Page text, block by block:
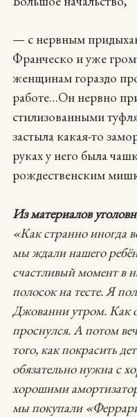
— с нервным
Франческо и уже
женщинам гораздо
работе…Он нервно
стилизованными
застыла какая-то
руках у него была
рождественским
Из материалов
«Как странно иногда
мы ждали нашего
счастливый момент в
полосок на тесте. Я
Джованни утром. Как
проснулся. А потом
того, как покрасить
обязательно нужна с
хорошими
мы покупали